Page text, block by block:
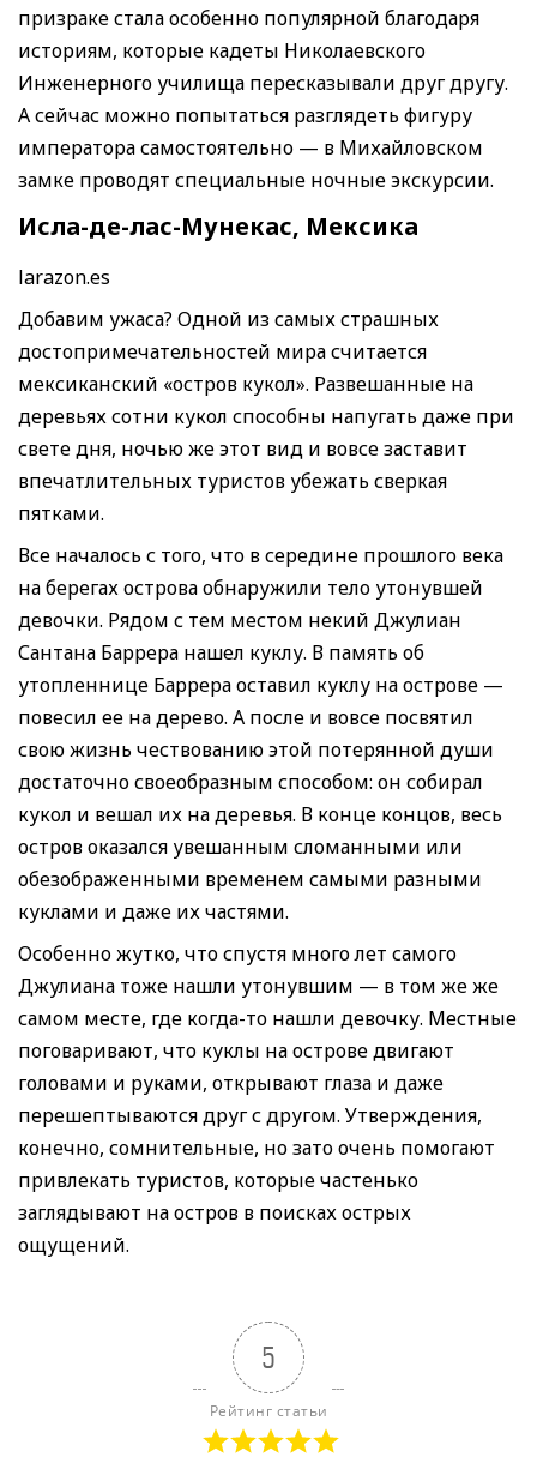
призраке стала особенно популярной благодаря
историям, которые кадеты Николаевского
Инженерного училища пересказывали друг другу.
А сейчас можно попытаться разглядеть фигуру
императора самостоятельно — в Михайловском
замке проводят специальные ночные экскурсии.
Исла-де-лас-Мунекас, Мексика
larazon.es
Добавим ужаса? Одной из самых страшных
достопримечательностей мира считается
мексиканский «остров кукол». Развешанные на
деревьях сотни кукол способны напугать даже при
свете дня, ночью же этот вид и вовсе заставит
впечатлительных туристов убежать сверкая
пятками.
Все началось с того, что в середине прошлого века
на берегах острова обнаружили тело утонувшей
девочки. Рядом с тем местом некий Джулиан
Сантана Баррера нашел куклу. В память об
утопленнице Баррера оставил куклу на острове —
повесил ее на дерево. А после и вовсе посвятил
свою жизнь чествованию этой потерянной души
достаточно своеобразным способом: он собирал
кукол и вешал их на деревья. В конце концов, весь
остров оказался увешанным сломанными или
обезображенными временем самыми разными
куклами и даже их частями.
Особенно жутко, что спустя много лет самого
Джулиана тоже нашли утонувшим — в том же же
самом месте, где когда-то нашли девочку. Местные
поговаривают, что куклы на острове двигают
головами и руками, открывают глаза и даже
перешептываются друг с другом. Утверждения,
конечно, сомнительные, но зато очень помогают
привлекать туристов, которые частенько
заглядывают на остров в поисках острых
ощущений.
5
Рейтинг статьи